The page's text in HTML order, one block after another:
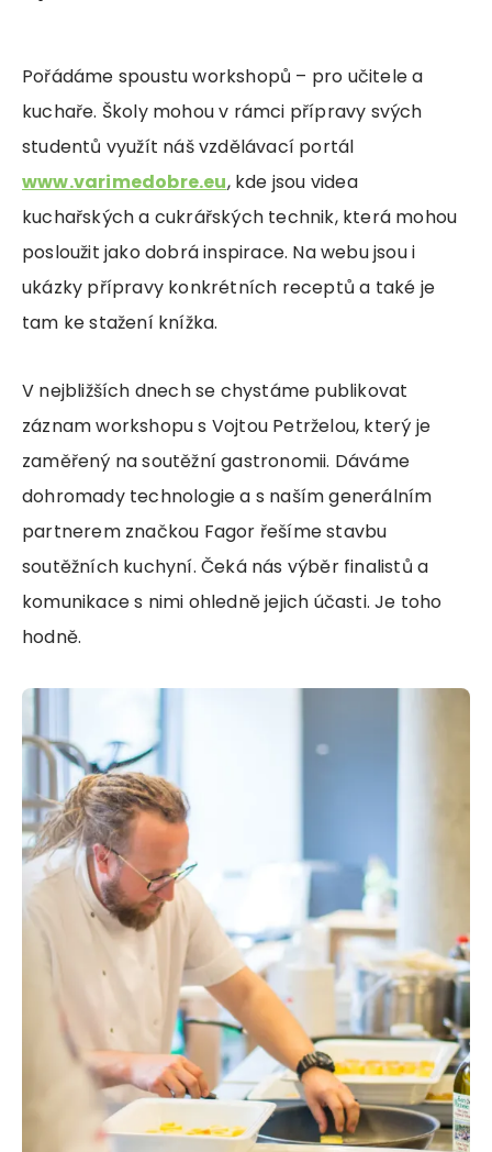
Pořádáme spoustu workshopů – pro učitele a
kuchaře. Školy mohou v rámci přípravy svých
studentů využít náš vzdělávací portál
www.varimedobre.eu, kde jsou videa
kuchařských a cukrářských technik, která mohou
posloužit jako dobrá inspirace. Na webu jsou i
ukázky přípravy konkrétních receptů a také je
tam ke stažení knížka.
V nejbližších dnech se chystáme publikovat
záznam workshopu s Vojtou Petrželou, který je
zaměřený na soutěžní gastronomii. Dáváme
dohromady technologie a s naším generálním
partnerem značkou Fagor řešíme stavbu
soutěžních kuchyní. Čeká nás výběr finalistů a
komunikace s nimi ohledně jejich účasti. Je toho
hodně.